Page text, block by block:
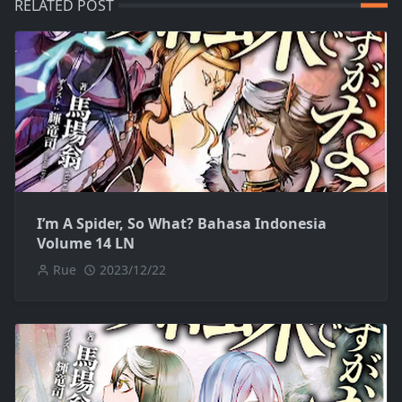
RELATED POST
I’m A Spider, So What? Bahasa Indonesia
Volume 14 LN
Rue 2023/12/22